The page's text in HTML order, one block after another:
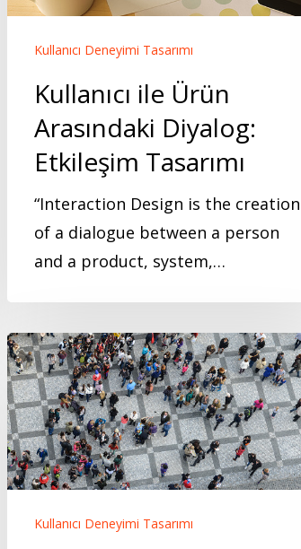
Etkileşim
Tasarımı
Kullanıcı Deneyimi Tasarımı
Kullanıcı ile Ürün
Arasındaki Diyalog:
Etkileşim Tasarımı
“Interaction Design is the creation
of a dialogue between a person
and a product, system,…
Toplumsal
Yarar
için
Kullanıcı
Deneyimi
Tasarımı
Kullanıcı Deneyimi Tasarımı